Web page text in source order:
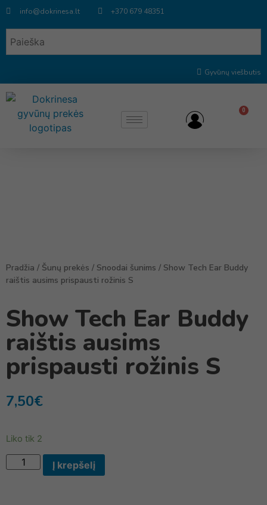
info@dokrinesa.lt +370 679 48351
Gyvūnų viešbutis
0
Pradžia / Šunų prekės / Snoodai šunims / Show Tech Ear Buddy
raištis ausims prispausti rožinis S
Show Tech Ear Buddy
raištis ausims
prispausti rožinis S
7,50€
Liko tik 2
Į krepšelį